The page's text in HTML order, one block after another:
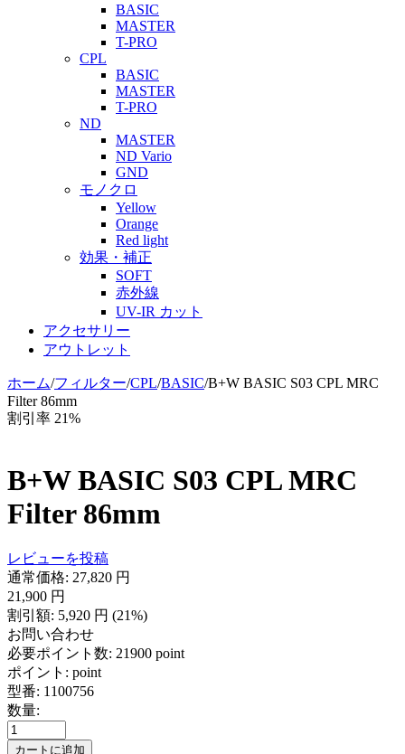
BASIC
MASTER
T-PRO
CPL
BASIC
MASTER
T-PRO
ND
MASTER
ND Vario
GND
モノクロ
Yellow
Orange
Red light
効果・補正
SOFT
赤外線
UV-IR カット
アクセサリー
アウトレット
ホーム/フィルター/CPL/BASIC/B+W BASIC S03 CPL MRC
Filter 86mm
割引率 21%
B+W BASIC S03 CPL MRC
Filter 86mm
レビューを投稿
通常価格: 27,820 円
21,900 円
割引額: 5,920 円 (21%)
お問い合わせ
必要ポイント数: 21900 point
ポイント: point
型番: 1100756
数量:
カートに追加